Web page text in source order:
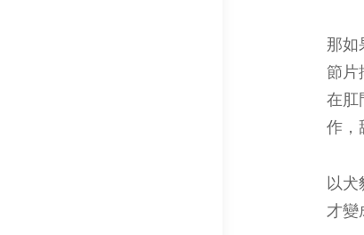
那如
節片
在肛
作，
以犬
才變